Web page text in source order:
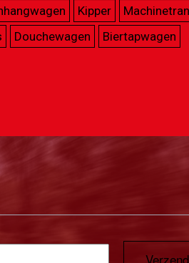
Kipper
Douchewagen Biertapwagen